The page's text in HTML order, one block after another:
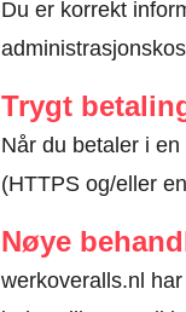
Du er korrekt
Trygt
Når du betaler i
(HTTPS og/eller
Nøye
werkoveralls.nl